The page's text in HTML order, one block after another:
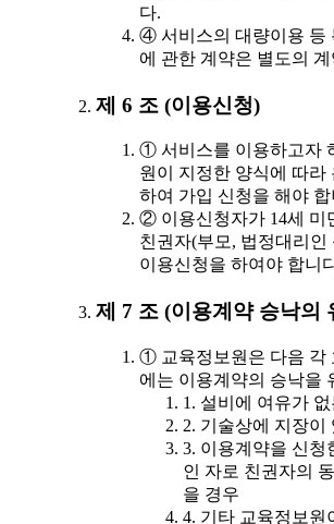
다.
④ 서비스의 대량이용 등
에 관한 계약은 별도의
제 6 조 (이용신청)
① 서비스를 이용하고자
원이 지정한 양식에 따라
하여 가입 신청을 해야 합
② 이용신청자가 14세 미
친권자(부모, 법정대리인
이용신청을 하여야 합니
제 7 조 (이용계약 승낙의
① 교육정보원은 다음 각
에는 이용계약의 승낙을
1. 설비에 여유가
2. 기술상에 지장이
3. 이용계약을 신청
인 자로 친권자의
을 경우
4. 기타 교육정보원